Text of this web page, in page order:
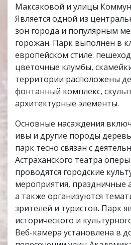
Максаковой и улицы
Является одной из
зон города и популярным
горожан. Парк выполнен в
европейском стиле:
цветочные клумбы,
территории расположены
фонтанный комплекс,
архитектурные элементы.
Основные насаждения
ивы и другие породы
парк тесно связан с
Астраханского театра
проводятся городские
мероприятия, праздничные
а также организуются
зрителей и туристов. Парк
исторического и
Веб-камера установлена в